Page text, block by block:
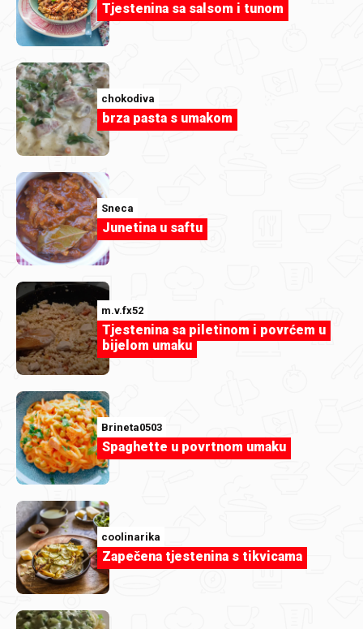
editabohacek
Riža sa malim okruglicama by
Meddina.jfif.jpg
Ivona81
Panzanella.jpg
Tjestenina sa salsom i tunom
chokodiva
brza pasta s umakom
Sneca
Junetina u saftu
m.v.fx52
Tjestenina sa piletinom i povrćem u
bijelom umaku
Brineta0503
Spaghette u povrtnom umaku
coolinarika
Zapečena tjestenina s tikvicama